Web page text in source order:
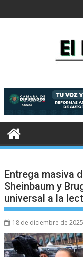
al
Entrega masiva
Sheinbaum y
universal a la
18 de diciembre de 2025